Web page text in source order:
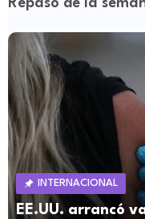
Repaso de la
INTERNACIONAL
EE.UU. arrancó